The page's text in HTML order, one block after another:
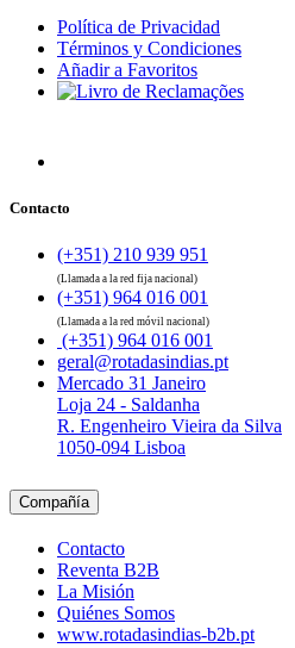
Política de Privacidad
Términos y Condiciones
Añadir a Favoritos
Contacto
(+351) 210 939 951
(Llamada a la red fija nacional)
(+351) 964 016 001
(Llamada a la red móvil nacional)
(+351) 964 016 001
geral@rotadasindias.pt
Mercado 31 Janeiro
Loja 24 - Saldanha
R. Engenheiro Vieira da Silva
1050-094 Lisboa
Compañía
Contacto
Reventa B2B
La Misión
Quiénes Somos
www.rotadasindias-b2b.pt